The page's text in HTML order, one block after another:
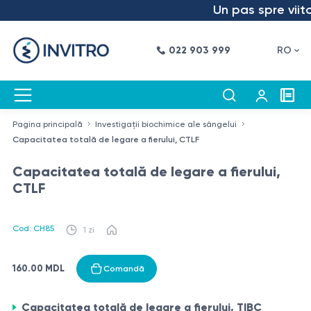
Un pas spre
022 903 999 RO
Pagina principală
Investigații biochimice ale sângelui
Capacitatea totală de legare a fierului, CTLF
Capacitatea totală de legare a fierului,
CTLF
Cod: CH85 1 zi
160.00 MDL Comandă
Capacitatea totală de legare a fierului, TIBC